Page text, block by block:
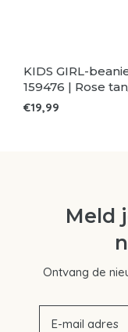
KIDS GIRL-
159476 | Rose
€19,99
Meld
Ontvang de